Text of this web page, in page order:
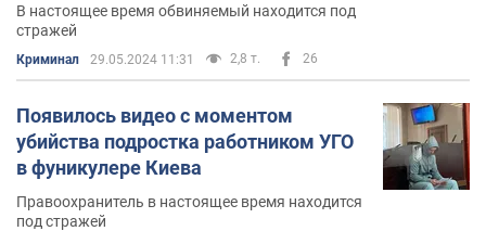
В настоящее время обвиняемый находится под
стражей
Криминал 29.05.2024 11:31 2,8 т. 26
Появилось видео с моментом
убийства подростка работником УГО
в фуникулере Киева
Правоохранитель в настоящее время находится
под стражей